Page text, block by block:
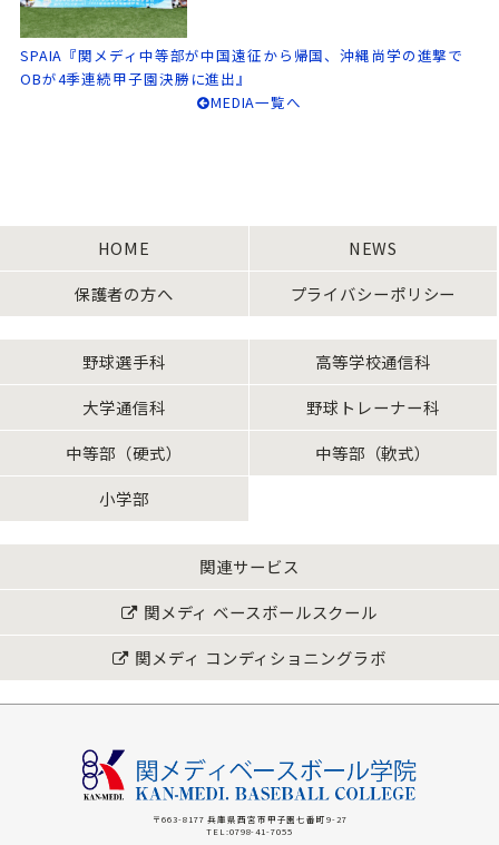
SPAIA『関メディ中等部が中国遠征から帰国、沖縄尚学の進撃で
OBが4季連続甲子園決勝に進出』
MEDIA一覧へ
HOME
NEWS
保護者の方へ
プライバシーポリシー
野球選手科
高等学校通信科
大学通信科
野球トレーナー科
中等部（硬式）
中等部（軟式）
小学部
関連サービス
関メディ ベースボールスクール
関メディ コンディショニングラボ
〒663-8177 兵庫県西宮市甲子園七番町9-27
TEL:0798-41-7055